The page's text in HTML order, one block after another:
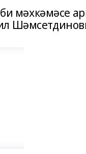
мәхкәмәсе